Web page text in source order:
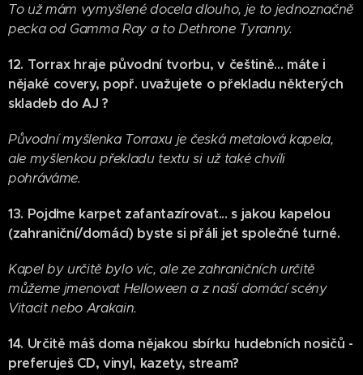
To už mám vymyšlené docela dlouho, je to jednoznačně
pecka od Gamma Ray a to Dethrone Tyranny.
12. Torrax hraje původní tvorbu, v češtině... máte i
nějaké covery, popř. uvažujete o překladu některých
skladeb do AJ ?
Původní myšlenka Torraxu je česká metalová kapela,
ale myšlenkou překladu textu si už také chvíli
pohráváme.
13. Pojďme karpet zafantazírovat... s jakou kapelou
(zahraniční/domácí) byste si přáli jet společné turné.
Kapel by určitě bylo víc, ale ze zahraničních určitě
můžeme jmenovat Helloween a z naší domácí scény
Vitacit nebo Arakain.
14. Určitě máš doma nějakou sbírku hudebních nosičů -
preferuješ CD, vinyl, kazety, stream?